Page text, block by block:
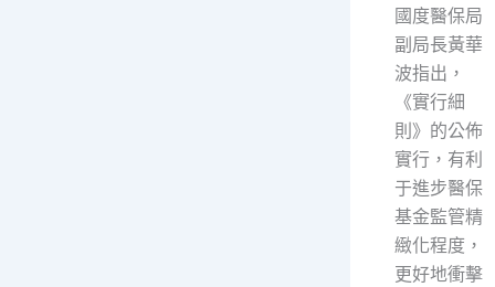
國度醫保局
副局長黃華
波指出，
《實行細
則》的公佈
實行，有利
于進步醫保
基金監管精
緻化程度，
更好地衝擊